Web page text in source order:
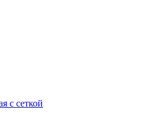
с сеткой